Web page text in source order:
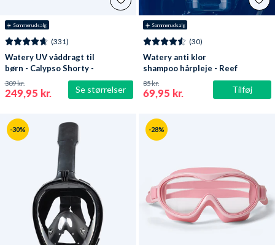
☀️ Sommerudsalg
Se størrelser
(331)
Watery UV våddragt til
børn - Calypso Shorty -
Mørkeblå
249,95 kr.
309 kr.
☀️ Sommerudsalg
Tilføj
(30)
Watery anti klor
shampoo hårpleje - Reef
69,95 kr.
85 kr.
-30% -28%